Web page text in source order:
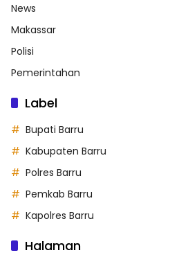
News
Makassar
Polisi
Pemerintahan
Label
Bupati Barru
Kabupaten Barru
Polres Barru
Pemkab Barru
Kapolres Barru
Halaman